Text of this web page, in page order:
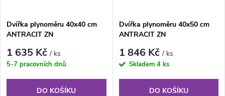
Dvířka plynoměru 40x40 cm
ANTRACIT ZN
1 635 Kč/ ks
5-7 pracovních dnů
DO KOŠÍKU
Dvířka plynoměru 40x50 cm
ANTRACIT ZN
1 846 Kč/ ks
Skladem 4 ks
DO KOŠÍKU